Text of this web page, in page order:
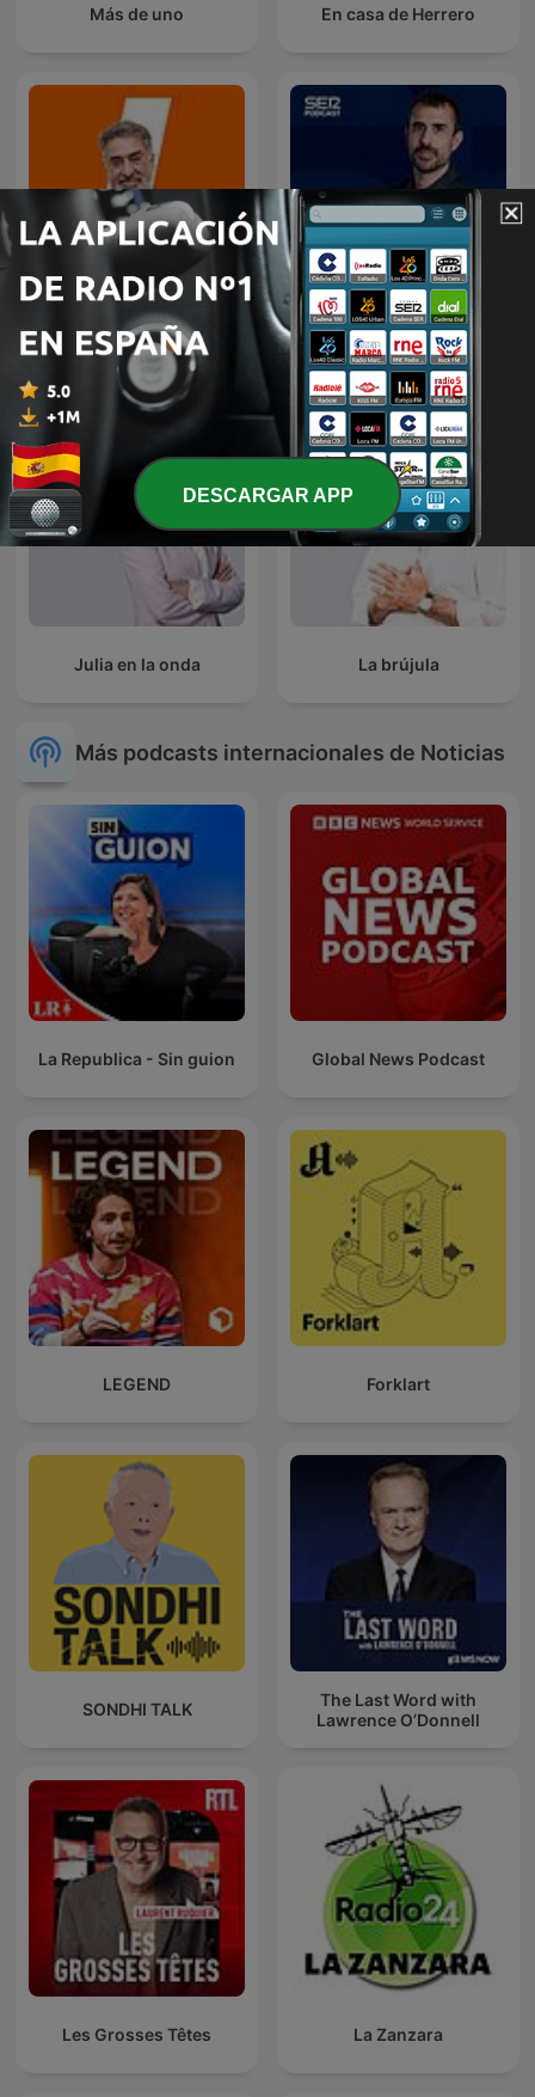
Más de uno En casa de Herrero
Mañanas en Libertad con
Luis del Pino
Hora 25
Julia en la onda La brújula
Más podcasts internacionales de Noticias
La Republica - Sin guion Global News Podcast
LEGEND Forklart
SONDHI TALK
The Last Word with
Lawrence O’Donnell
Les Grosses Têtes La Zanzara
DESCARGAR APP